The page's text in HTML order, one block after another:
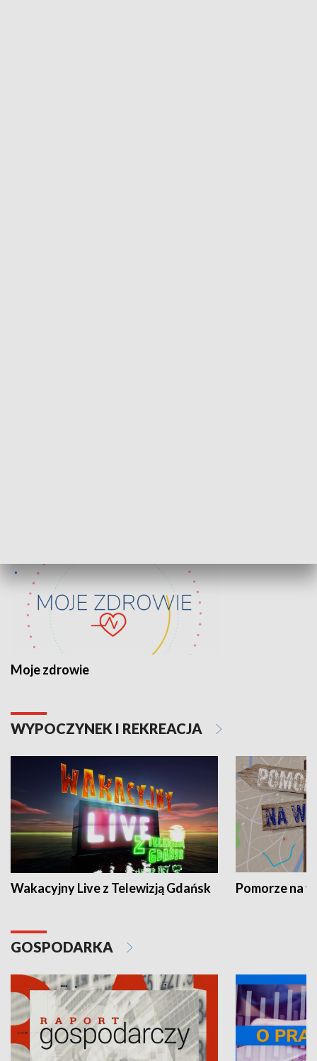
Moje zdrowie
WYPOCZYNEK I REKREACJA
Wakacyjny Live z Telewizją Gdańsk Pomorze na
GOSPODARKA